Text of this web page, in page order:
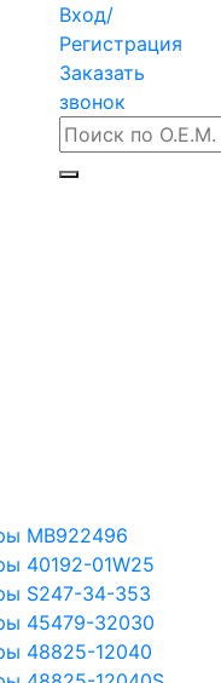
Вход/
Регистрация
Заказать
звонок
MB922496
40192-01W25
S247-34-353
45479-32030
48825-12040